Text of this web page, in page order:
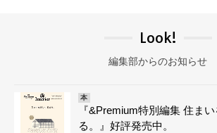
Look!
編集部からのお知らせ
本
『&Premium特別編集 住ま
る。』好評発売中。